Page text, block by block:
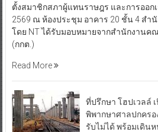
ตั้งสมาชิกสภาผู้แทนราษฎร และการออก
2569 ณ ห้องประชุม อาคาร 20 ชั้น 4
โดย NT ได้รับมอบหมายจากสำนักงานค
(กกต.)
Read More
ที่ปรึกษา โฮปเวลล์
พิพากษาศาลปกคร
รับไม่ได้ พร้อมเดิน